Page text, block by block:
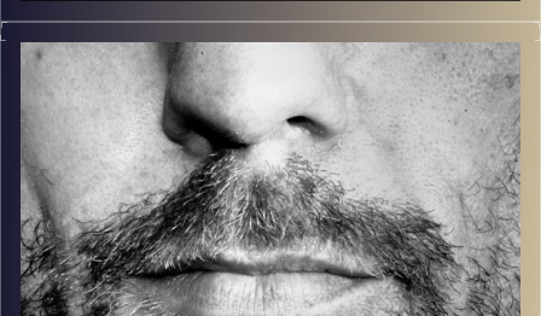
זיפים, מוזיקה מחוספסת של הופעות חיות. הרבה ג'אם, רוק,
בלוז, bluegrass, ג'אז, Fאנק, פרוגרסיב ואפילו אלקטרוניקה.
כל מה שחי, אמיתי ונושם.
עם שמוליק רגב.
קרדיט תמונות: David Goehring